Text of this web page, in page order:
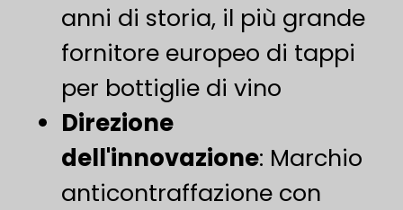
anni di storia, il più grande
fornitore europeo di tappi
per bottiglie di vino
Direzione
dell'innovazione: Marchio
anticontraffazione con